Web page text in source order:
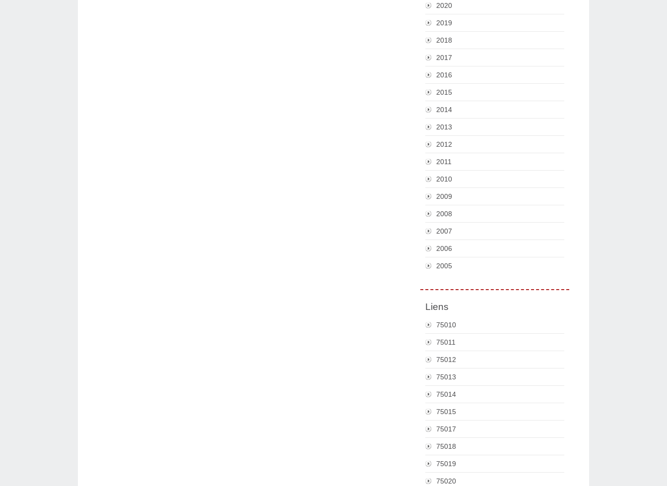
2020
2019
2018
2017
2016
2015
2014
2013
2012
2011
2010
2009
2008
2007
2006
2005
Liens
75010
75011
75012
75013
75014
75015
75017
75018
75019
75020